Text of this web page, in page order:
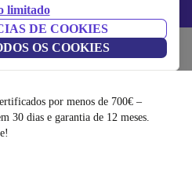
limitado
DE COOKIES
OS COOKIES
Treino com pesos
por menos de 700€ –
30 dias e garantia de 12 meses.